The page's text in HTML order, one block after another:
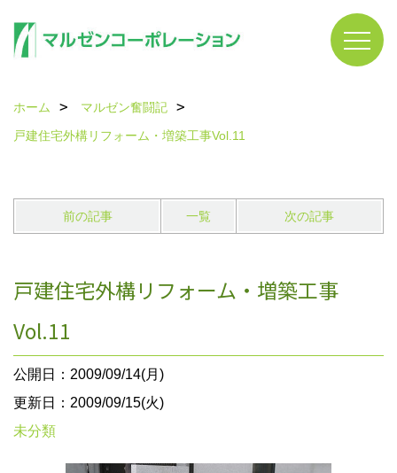
ホーム
マルゼン奮闘記
戸建住宅外構リフォーム・増築工事Vol.11
前の記事 一覧 次の記事
戸建住宅外構リフォーム・増築工事
Vol.11
公開日：2009/09/14(月)
更新日：2009/09/15(火)
未分類